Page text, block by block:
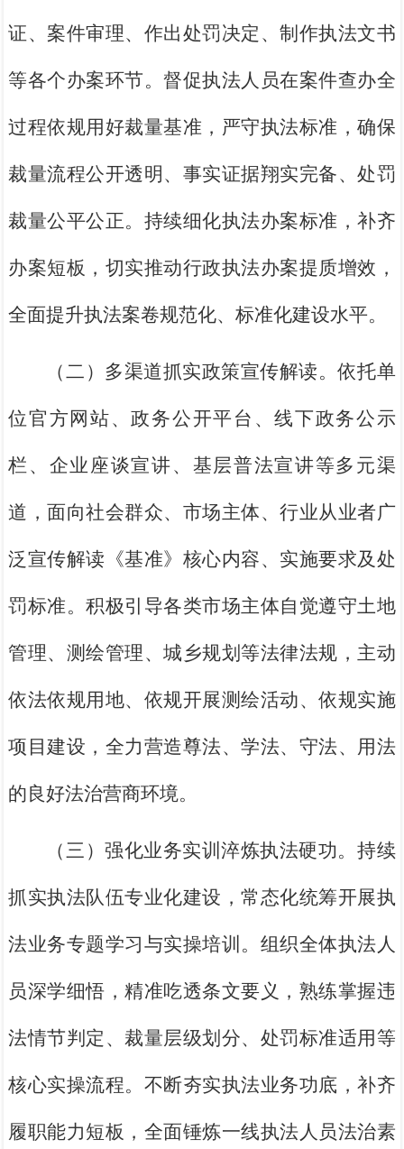
证、案件审理、作出处罚决定、制作执法文书
等各个办案环节。督促执法人员在案件查办全
过程依规用好裁量基准，严守执法标准，确保
裁量流程公开透明、事实证据翔实完备、处罚
裁量公平公正。持续细化执法办案标准，补齐
办案短板，切实推动行政执法办案提质增效，
全面提升执法案卷规范化、标准化建设水平。
（二）多渠道抓实政策宣传解读。依托单
位官方网站、政务公开平台、线下政务公示
栏、企业座谈宣讲、基层普法宣讲等多元渠
道，面向社会群众、市场主体、行业从业者广
泛宣传解读《基准》核心内容、实施要求及处
罚标准。积极引导各类市场主体自觉遵守土地
管理、测绘管理、城乡规划等法律法规，主动
依法依规用地、依规开展测绘活动、依规实施
项目建设，全力营造尊法、学法、守法、用法
的良好法治营商环境。
（三）强化业务实训淬炼执法硬功。持续
抓实执法队伍专业化建设，常态化统筹开展执
法业务专题学习与实操培训。组织全体执法人
员深学细悟，精准吃透条文要义，熟练掌握违
法情节判定、裁量层级划分、处罚标准适用等
核心实操流程。不断夯实执法业务功底，补齐
履职能力短板，全面锤炼一线执法人员法治素